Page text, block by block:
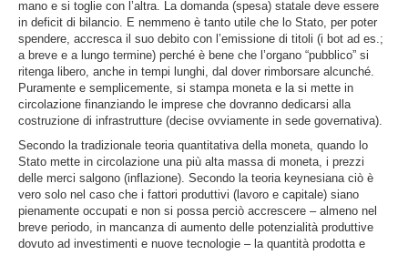
mano e si toglie con l’altra. La domanda (spesa) statale deve essere
in deficit di bilancio. E nemmeno è tanto utile che lo Stato, per poter
spendere, accresca il suo debito con l’emissione di titoli (i bot ad es.;
a breve e a lungo termine) perché è bene che l’organo “pubblico” si
ritenga libero, anche in tempi lunghi, dal dover rimborsare alcunché.
Puramente e semplicemente, si stampa moneta e la si mette in
circolazione finanziando le imprese che dovranno dedicarsi alla
costruzione di infrastrutture (decise ovviamente in sede governativa).
Secondo la tradizionale teoria quantitativa della moneta, quando lo
Stato mette in circolazione una più alta massa di moneta, i prezzi
delle merci salgono (inflazione). Secondo la teoria keynesiana ciò è
vero solo nel caso che i fattori produttivi (lavoro e capitale) siano
pienamente occupati e non si possa perciò accrescere – almeno nel
breve periodo, in mancanza di aumento delle potenzialità produttive
dovuto ad investimenti e nuove tecnologie – la quantità prodotta e